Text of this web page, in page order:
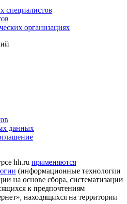
специалистов
организациях
данных
hh.ru применяются
(информационные технологии
на основе сбора, систематизации
к предпочтениям
находящихся на территории